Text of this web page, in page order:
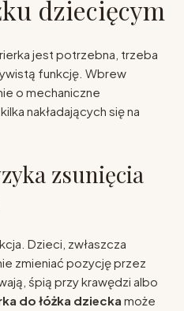
dziecięcym
jest potrzebna, trzeba
funkcję. Wbrew
o mechaniczne
nakładających się na
zsunięcia
Dzieci, zwłaszcza
zmieniać pozycję przez
śpią przy krawędzi albo
do łóżka dziecka może